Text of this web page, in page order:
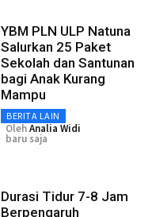
YBM PLN ULP Natuna
Salurkan 25 Paket
Sekolah dan Santunan
bagi Anak Kurang
Mampu
BERITA LAIN
OlehAnalia Widi
baru saja
Durasi Tidur 7-8 Jam
Berpengaruh